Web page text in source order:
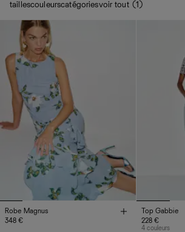
taillescouleurscatégoriesvoir tout (1)
Robe Magnus
348 €
Top Gabbie
228 €
4 couleurs